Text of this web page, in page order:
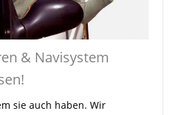
& Navisystem
sie auch haben. Wir